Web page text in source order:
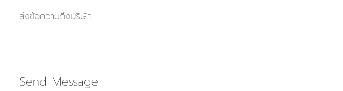
ส่งข้อความถึงบริษัท
Send Message